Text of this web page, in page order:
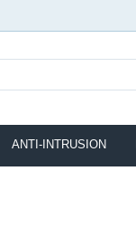
ANTI-INTRUSION